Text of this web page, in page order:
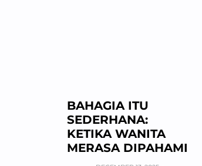
BAHAGIA ITU
SEDERHANA:
KETIKA WANITA
MERASA DIPAHAMI